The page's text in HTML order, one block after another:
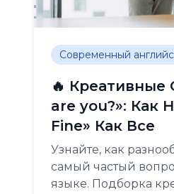
Современный
🔥 Креативные
are you?»: Как
Fine» Как Все
Узнайте, как
самый частый
языке. Подборка